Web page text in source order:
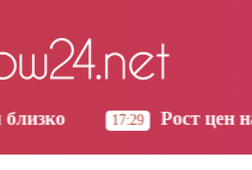
Moscow
05:44
цен на продукты в